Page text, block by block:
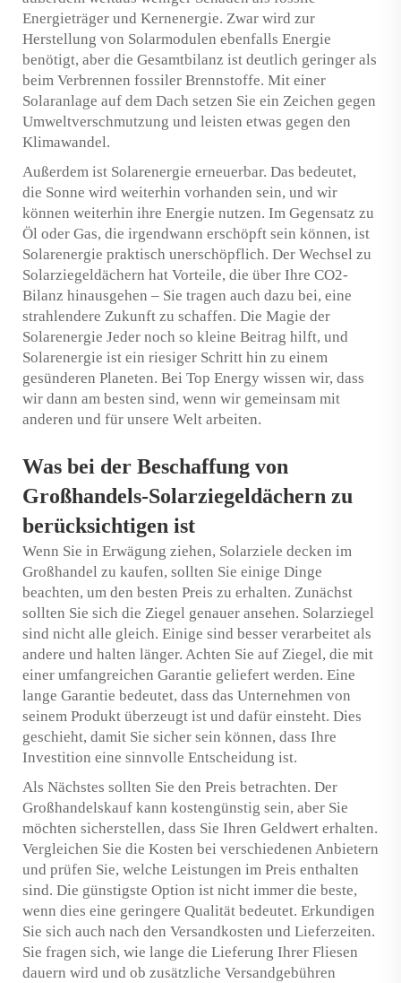
Energieträger und Kernenergie. Zwar wird zur
Herstellung von Solarmodulen ebenfalls Energie
benötigt, aber die Gesamtbilanz ist deutlich geringer als
beim Verbrennen fossiler Brennstoffe. Mit einer
Solaranlage auf dem Dach setzen Sie ein Zeichen gegen
Umweltverschmutzung und leisten etwas gegen den
Klimawandel.
Außerdem ist Solarenergie erneuerbar. Das bedeutet,
die Sonne wird weiterhin vorhanden sein, und wir
können weiterhin ihre Energie nutzen. Im Gegensatz zu
Öl oder Gas, die irgendwann erschöpft sein können, ist
Solarenergie praktisch unerschöpflich. Der Wechsel zu
Solarziegeldächern hat Vorteile, die über Ihre CO2-
Bilanz hinausgehen – Sie tragen auch dazu bei, eine
strahlendere Zukunft zu schaffen. Die Magie der
Solarenergie Jeder noch so kleine Beitrag hilft, und
Solarenergie ist ein riesiger Schritt hin zu einem
gesünderen Planeten. Bei Top Energy wissen wir, dass
wir dann am besten sind, wenn wir gemeinsam mit
anderen und für unsere Welt arbeiten.
Was bei der Beschaffung von
Großhandels-Solarziegeldächern zu
berücksichtigen ist
Wenn Sie in Erwägung ziehen, Solarziele decken im
Großhandel zu kaufen, sollten Sie einige Dinge
beachten, um den besten Preis zu erhalten. Zunächst
sollten Sie sich die Ziegel genauer ansehen. Solarziegel
sind nicht alle gleich. Einige sind besser verarbeitet als
andere und halten länger. Achten Sie auf Ziegel, die mit
einer umfangreichen Garantie geliefert werden. Eine
lange Garantie bedeutet, dass das Unternehmen von
seinem Produkt überzeugt ist und dafür einsteht. Dies
geschieht, damit Sie sicher sein können, dass Ihre
Investition eine sinnvolle Entscheidung ist.
Als Nächstes sollten Sie den Preis betrachten. Der
Großhandelskauf kann kostengünstig sein, aber Sie
möchten sicherstellen, dass Sie Ihren Geldwert erhalten.
Vergleichen Sie die Kosten bei verschiedenen Anbietern
und prüfen Sie, welche Leistungen im Preis enthalten
sind. Die günstigste Option ist nicht immer die beste,
wenn dies eine geringere Qualität bedeutet. Erkundigen
Sie sich auch nach den Versandkosten und Lieferzeiten.
Sie fragen sich, wie lange die Lieferung Ihrer Fliesen
dauern wird und ob zusätzliche Versandgebühren